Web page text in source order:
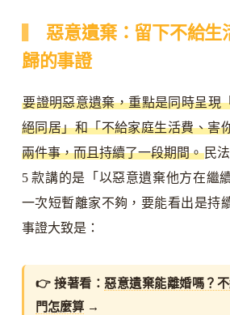
惡意遺棄：留下不給生
歸的事證
要證明惡意遺棄，重點是同時呈現
絕同居」和「不給家庭生活費、害
兩件事，而且持續了一段期間。民
5 款講的是「以惡意遺棄他方在繼
一次短暫離家不夠，要能看出是持
事證大致是：
👉 接著看：惡意遺棄能離婚嗎？
門怎麼算→